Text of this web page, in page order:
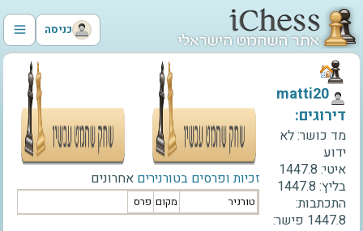
כניסה
זכיות ופרסים בטורנירים אחרונים
טורניר מקום פרס
‫matti20‬
דירוגים:
מד כושר:לא
ידוע
איטי: 1447.8
בליץ: 1447.8
התכתבות:
1447.8 פישר: